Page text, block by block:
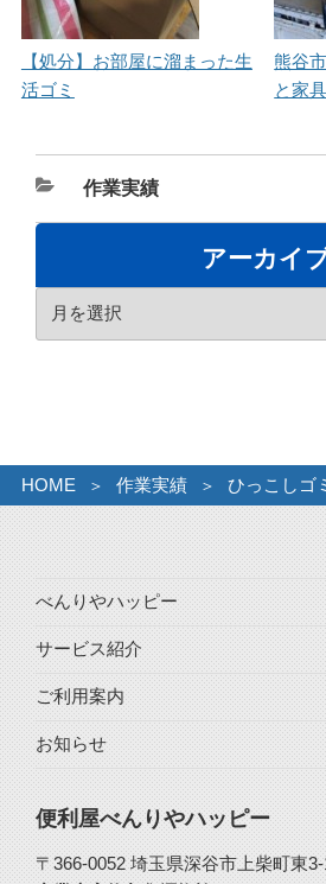
【処分】お部屋に溜まった生
活ゴミ
熊谷
と家
カ
テ
ー
作業実績
アーカイ
HOME 作業実績 ひっこしゴ
べんりやハッピー
サービス紹介
ご利用案内
お知らせ
便利屋べんりやハッピー
〒366-0052 埼玉県深谷市上柴町東